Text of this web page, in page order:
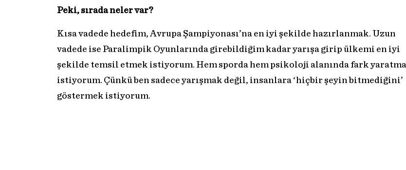
Peki, sırada neler var?
Kısa vadede hedefim, Avrupa Şampiyonası’na en iyi şekilde hazırlanmak. Uzun
vadede ise Paralimpik Oyunlarında girebildiğim kadar yarışa girip ülkemi en iyi
şekilde temsil etmek istiyorum. Hem sporda hem psikoloji alanında fark
istiyorum. Çünkü ben sadece yarışmak değil, insanlara ‘hiçbir şeyin bitmediğini’
göstermek istiyorum.